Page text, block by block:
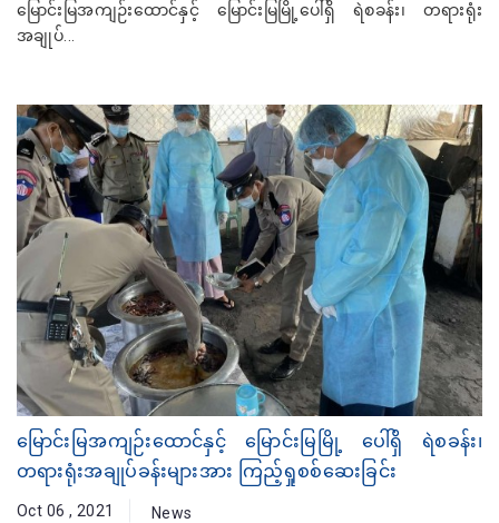
မြောင်းမြအကျဉ်းထောင်နှင့် မြောင်းမြမြို့ပေါ်ရှိ ရဲစခန်း၊ တရားရုံး
အချုပ်...
မြောင်းမြအကျဉ်းထောင်နှင့် မြောင်းမြမြို့ ပေါ်ရှိ ရဲစခန်း၊
တရားရုံးအချုပ်ခန်းများအား ကြည့်ရှုစစ်ဆေးခြင်း
Oct 06 , 2021 News